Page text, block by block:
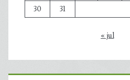
30
31
« jul